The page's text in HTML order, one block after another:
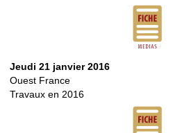
Jeudi 21 janvier 2016
Ouest France
Travaux en 2016